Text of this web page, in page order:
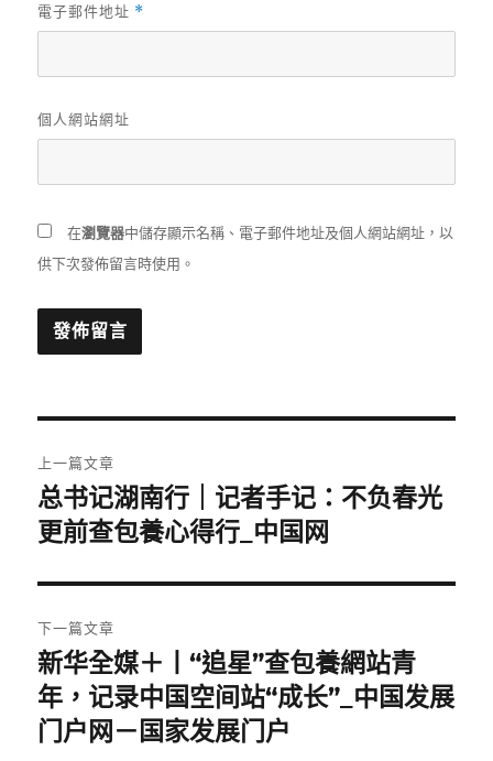
電子郵件地址 *
個人網站網址
在瀏覽器中儲存顯示名稱、電子郵件地址及個人網站網址，以
供下次發佈留言時使用。
章
導
覽
上一篇文章
上
一
文
章:
总书记湖南行｜记者手记：不负春光
更前查包養心得行_中国网
下一篇文章
下
一
篇
新华全媒＋丨“追星”查包養網站青
年，记录中国空间站“成长”_中国发展
门户网－国家发展门户